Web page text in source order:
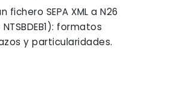
fichero SEPA XML a N26
formatos
y particularidades.